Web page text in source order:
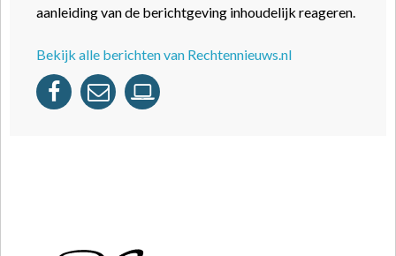
aanleiding van de berichtgeving inhoudelijk reageren.
Bekijk alle berichten van Rechtennieuws.nl